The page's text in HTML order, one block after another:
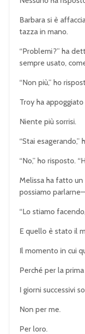
Barbara si è
tazza in mano.
“Problemi?” ha
sempre usato,
“Non più,” ho
Troy ha
Niente più sorrisi.
“Stai esagerando,”
“No,” ho risposto.
Melissa ha fatto un
possiamo
“Lo stiamo
E quello è stato il
Il momento in cui
Perché per la
I giorni successivi
Non per me.
Per loro.